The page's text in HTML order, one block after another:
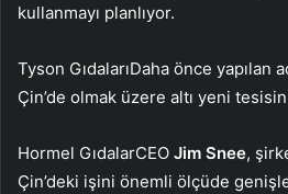
kullanmayı planlıyor.
Tyson GıdalarıDaha önce yapılan
Çin’de olmak üzere altı yeni
Hormel GıdalarCEO Jim Snee,
Çin’deki işini önemli ölçüde